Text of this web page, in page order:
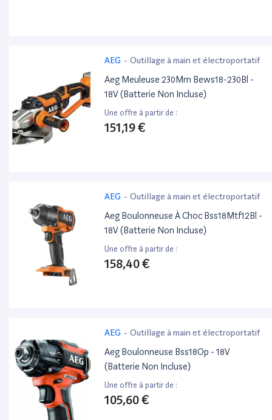
AEG - Outillage à main et électroportatif
Aeg Meuleuse 230Mm Bews18-230Bl -
18V (Batterie Non Incluse)
Une offre à partir de :
151,19 €
AEG - Outillage à main et électroportatif
Aeg Boulonneuse À Choc Bss18Mtf12Bl -
18V (Batterie Non Incluse)
Une offre à partir de :
158,40 €
AEG - Outillage à main et électroportatif
Aeg Boulonneuse Bss18Op - 18V
(Batterie Non Incluse)
Une offre à partir de :
105,60 €